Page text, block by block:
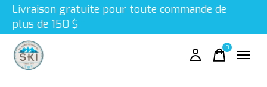
Livraison gratuite pour toute commande de
plus de 150 $
0items